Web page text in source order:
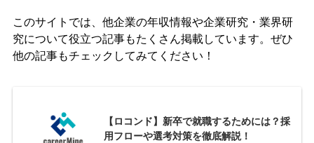
このサイトでは、他企業の年収情報や企業研究・業界研
究について役立つ記事もたくさん掲載しています。ぜひ
他の記事もチェックしてみてください！
【ロコンド】新卒で就職するためには？採
用フローや選考対策を徹底解説！